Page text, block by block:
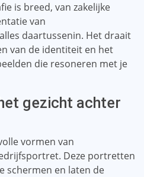
is breed, van zakelijke
van
daartussenin. Het draait
van de identiteit en het
die resoneren met je
gezicht achter
vormen van
Deze portretten
schermen en laten de